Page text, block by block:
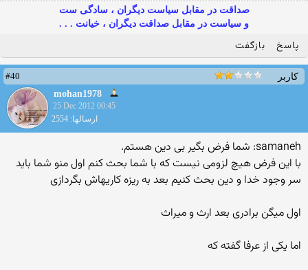
صداقت در مقابل سیاست دیگران ، سادگی ست
و سیاست در مقابل صداقت دیگران ، خیانت . . .
پاسخ بازگفت
کاربر
#40
mohan1978
25 Dec 2012 00:45
ارسالها: 2554
samaneh: شما فرض بگیر بی دین هستم.
با این فرض هیچ لزومی نیست که با شما بحث کنم اول منو شما باید
سر وجود خدا و دین بحث کنیم بعد به ریزه کاریهاش بگردازی
اول میگن برادری بعد ارث و میراث
اما یکی از عرفا گفته که